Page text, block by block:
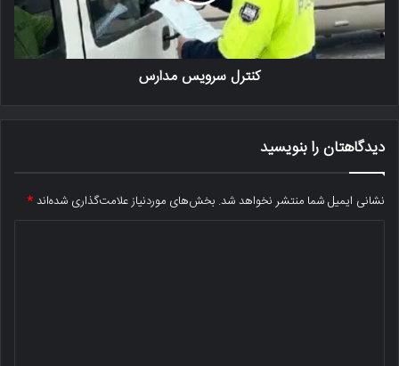
کنترل سرویس مدارس
دیدگاهتان را بنویسید
نشانی ایمیل شما منتشر نخواهد شد. بخش‌های موردنیاز علامت‌گذاری شده‌اند*